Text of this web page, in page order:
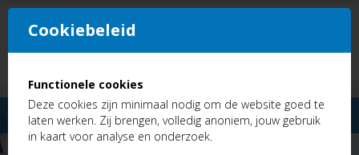
Cookiebeleid
Functionele cookies
Deze cookies zijn minimaal nodig om de website goed te
laten werken. Zij brengen, volledig anoniem, jouw gebruik
in kaart voor analyse en onderzoek.